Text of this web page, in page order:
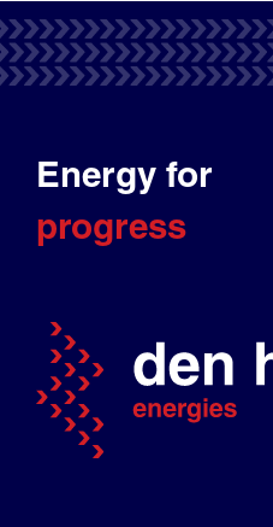
Energy for
progress